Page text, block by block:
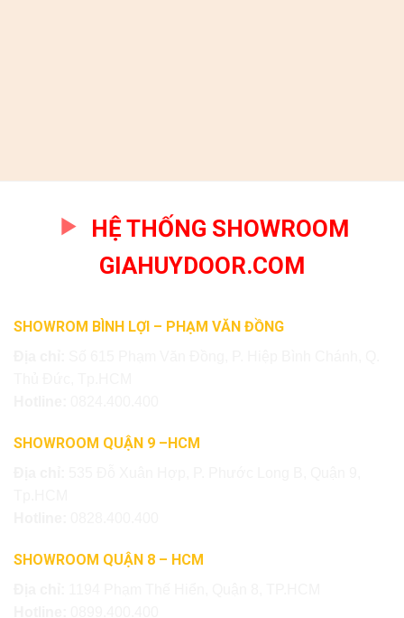
HỆ THỐNG SHOWROOM
GIAHUYDOOR.COM
SHOWROM BÌNH LỢI – PHẠM VĂN ĐỒNG
SHOWROOM QUẬN 9 –HCM
SHOWROOM QUẬN 8 – HCM